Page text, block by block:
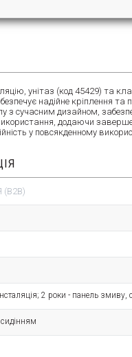
унітаз (код 45429) та
надійне кріплення
з сучасним дизайном,
додаючи
у повсякденному
2 роки - панель змиву,
сидінням